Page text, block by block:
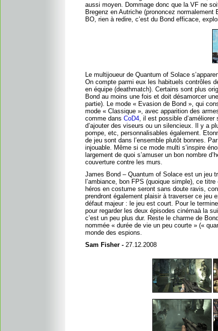
aussi moyen. Dommage donc que la VF ne
Bregenz en Autriche (prononcez
BO, rien à redire, c’est du Bond efficace,
Le multijoueur de Quantum of Solace
On compte parmi eux les habituels contrôles
en équipe (deathmatch). Certains sont plus
Bond au moins une fois et doit désamorcer
partie). Le mode « Evasion de Bond », qui
mode « Classique », avec apparition des
comme dans CoD4, il est possible d’améliorer
d’ajouter des viseurs ou un silencieux. Il y a
pompe, etc, personnalisables également.
de jeu sont dans l’ensemble plutôt bonnes.
injouable. Même si ce mode multi s’inspire
largement de quoi s’amuser un bon nombre
couverture contre les murs.
James Bond – Quantum of Solace est un jeu
l’ambiance, bon FPS (quoique simple), ce
héros en costume seront sans doute ravis,
prendront également plaisir à traverser ce jeu
défaut majeur : le jeu est court. Pour le
pour regarder les deux épisodes cinémaà la
c’est un peu plus dur. Reste le charme de
nommée « durée de vie un peu courte » («
monde des espions.
Sam Fisher -27.12.2008